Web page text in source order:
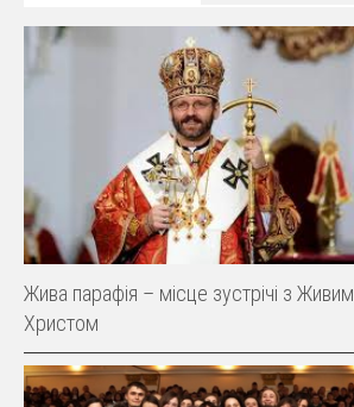
Жива парафія – місце зустрічі з Живим
Христом